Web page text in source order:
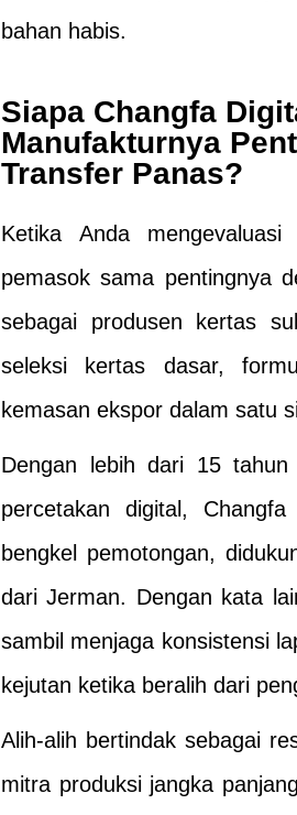
bahan habis.
Siapa Changfa
Manufakturnya
Transfer Panas?
Ketika Anda
pemasok sama pentingnya
sebagai produsen kertas
seleksi kertas dasar,
kemasan ekspor dalam satu
Dengan lebih dari 15
percetakan digital,
bengkel pemotongan,
dari Jerman. Dengan kata
sambil menjaga konsistensi
kejutan ketika beralih dari
Alih-alih bertindak sebagai
mitra produksi jangka